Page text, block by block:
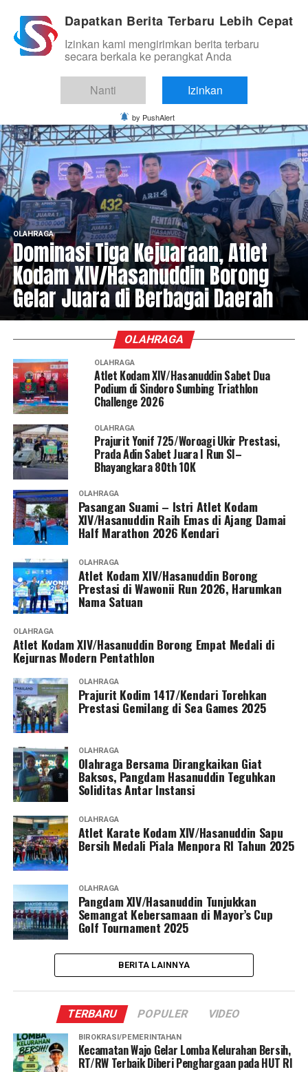
OLAHRAGA
Dominasi Tiga Kejuaraan, Atlet
Kodam XIV/Hasanuddin Borong
Gelar Juara di Berbagai Daerah
OLAHRAGA
OLAHRAGA
Atlet Kodam XIV/Hasanuddin Sabet Dua
Podium di Sindoro Sumbing Triathlon
Challenge 2026
OLAHRAGA
Prajurit Yonif 725/Woroagi Ukir Prestasi,
Prada Adin Sabet Juara I Run SI–
Bhayangkara 80th 10K
OLAHRAGA
Pasangan Suami – Istri Atlet Kodam
XIV/Hasanuddin Raih Emas di Ajang Damai
Half Marathon 2026 Kendari
OLAHRAGA
Atlet Kodam XIV/Hasanuddin Borong
Prestasi di Wawonii Run 2026, Harumkan
Nama Satuan
OLAHRAGA
Atlet Kodam XIV/Hasanuddin Borong Empat Medali di
Kejurnas Modern Pentathlon
OLAHRAGA
Prajurit Kodim 1417/Kendari Torehkan
Prestasi Gemilang di Sea Games 2025
OLAHRAGA
Olahraga Bersama Dirangkaikan Giat
Baksos, Pangdam Hasanuddin Teguhkan
Soliditas Antar Instansi
OLAHRAGA
Atlet Karate Kodam XIV/Hasanuddin Sapu
Bersih Medali Piala Menpora RI Tahun 2025
OLAHRAGA
Pangdam XIV/Hasanuddin Tunjukkan
Semangat Kebersamaan di Mayor’s Cup
Golf Tournament 2025
BERITA LAINNYA
TERBARU POPULER VIDEO
BIROKRASI/PEMERINTAHAN
Kecamatan Wajo Gelar Lomba Kelurahan Bersih,
RT/RW Terbaik Diberi Penghargaan pada HUT RI
Dapatkan Berita Terbaru Lebih Cepat
Izinkan kami mengirimkan berita terbaru
secara berkala ke perangkat Anda
Nanti Izinkan
by PushAlert